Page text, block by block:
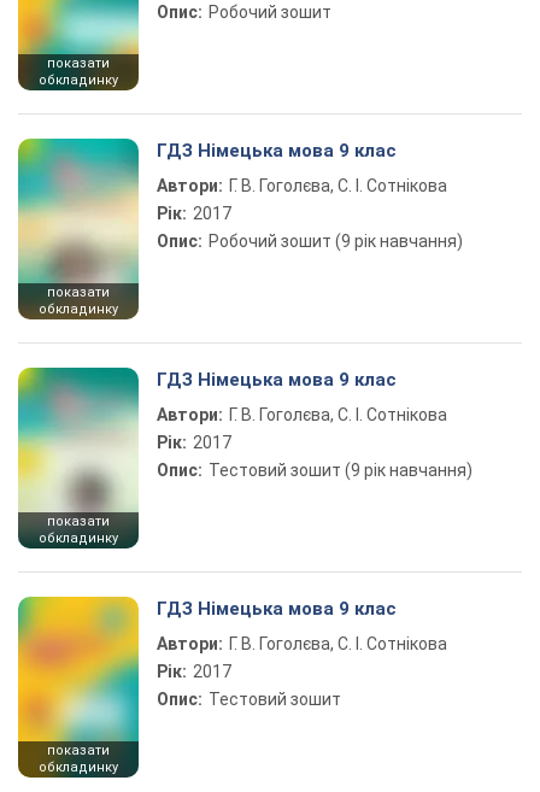
показати
обкладинку
Опис: Робочий зошит
показати
обкладинку
ГДЗ Німецька мова 9 клас
Автори: Г. В. Гоголєва, С. І. Сотнікова
Рік: 2017
Опис: Робочий зошит (9 рік навчання)
показати
обкладинку
ГДЗ Німецька мова 9 клас
Автори: Г. В. Гоголєва, С. І. Сотнікова
Рік: 2017
Опис: Тестовий зошит (9 рік навчання)
показати
обкладинку
ГДЗ Німецька мова 9 клас
Автори: Г. В. Гоголєва, С. І. Сотнікова
Рік: 2017
Опис: Тестовий зошит